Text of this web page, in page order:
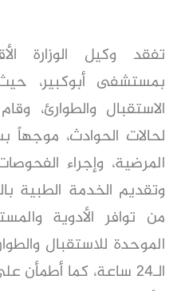
تفقد وكيل الوزارة
بمستشفى أبوكبير،
الاستقبال والطوارئ،
لحالات الحوادث، موجهاً
المرضية، وإجراء
وتقديم الخدمة الطبية
من توافر الأدوية
الموحدة للاستقبال
الـ٢٤ ساعة، كما